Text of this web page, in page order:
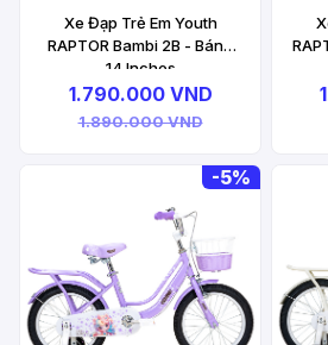
Xe Đạp Trẻ Em Youth
RAPTOR Bambi 2B - Bánh
14 Inches
1.790.000 VND
1.890.000 VND
-5%